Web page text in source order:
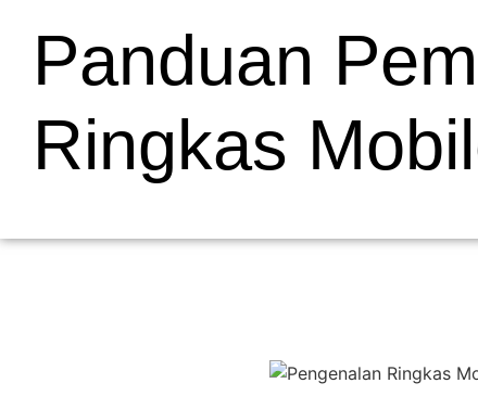
Panduan
Ringkas